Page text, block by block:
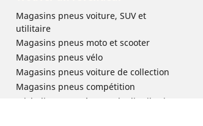
Magasins pneus voiture, SUV et
utilitaire
Magasins pneus moto et scooter
Magasins pneus vélo
Magasins pneus voiture de collection
Magasins pneus compétition
Michelin et ses réseaux de distribution